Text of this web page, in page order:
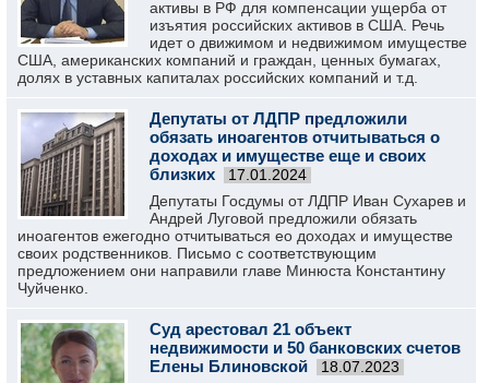
активы в РФ для компенсации ущерба от
изъятия российских активов в США. Речь
идет о движимом и недвижимом имуществе
США, американских компаний и граждан, ценных бумагах,
долях в уставных капиталах российских компаний и т.д.
Депутаты от ЛДПР предложили
обязать иноагентов отчитываться о
доходах и имуществе еще и своих
близких
17.01.2024
Депутаты Госдумы от ЛДПР Иван Сухарев и
Андрей Луговой предложили обязать
иноагентов ежегодно отчитываться ео доходах и имуществе
своих родственников. Письмо с соответствующим
предложением они направили главе Минюста Константину
Чуйченко.
Суд арестовал 21 объект
недвижимости и 50 банковских счетов
Елены Блиновской
18.07.2023